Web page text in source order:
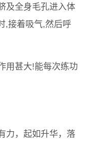
及全身毛孔进入体
,接着吸气,然后呼
用甚大!能每次练功
力，起如升华，落